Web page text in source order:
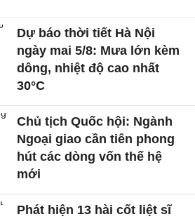
Dự báo thời tiết Hà Nội
ngày mai 5/8: Mưa lớn kèm
dông, nhiệt độ cao nhất
30°C
Chủ tịch Quốc hội: Ngành
Ngoại giao cần tiên phong
hút các dòng vốn thế hệ
mới
Phát hiện 13 hài cốt liệt sĩ